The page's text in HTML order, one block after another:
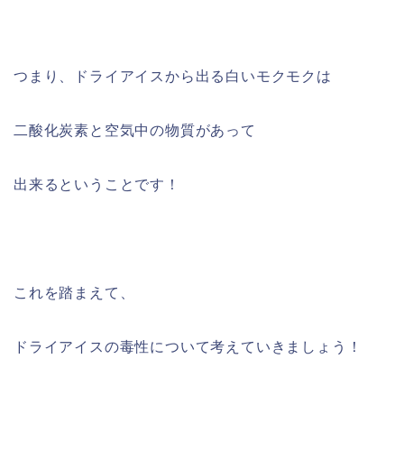
つまり、ドライアイスから出る白いモクモクは
二酸化炭素と空気中の物質があって
出来るということです！
これを踏まえて、
ドライアイスの毒性について考えていきましょう！